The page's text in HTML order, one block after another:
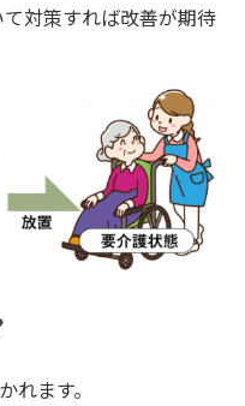
対策すれば改善が期待
れます。